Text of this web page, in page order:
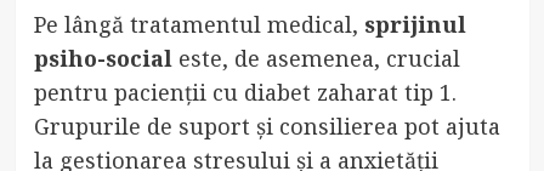
Pe lângă tratamentul medical, sprijinul
psiho-socialeste, de asemenea, crucial
pentru pacienții cu diabet zaharat tip 1.
Grupurile de suport și consilierea pot ajuta
la gestionarea stresului și a anxietății